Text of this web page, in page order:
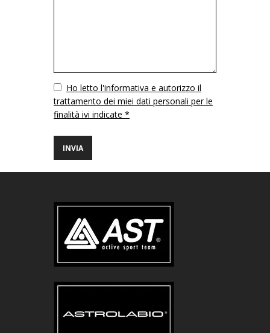
VuotoHo letto l'informativa e autorizzo il
trattamento dei miei dati personali per le
finalità ivi indicate *